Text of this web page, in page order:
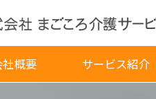
社概要 サービス紹介